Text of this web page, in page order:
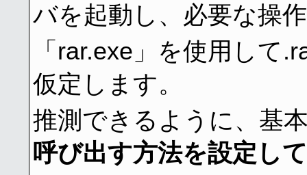
バを起動し、必要な操
「rar.exe」を使用して
仮定します。
推測できるように、基
呼び出す方法を設定し